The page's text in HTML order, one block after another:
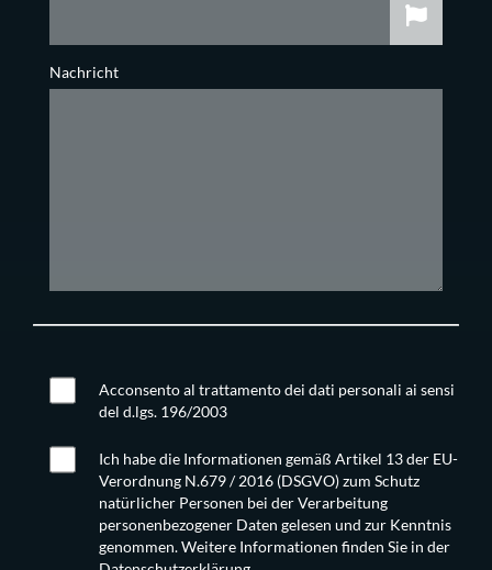
Nachricht
Acconsento al trattamento dei dati personali ai sensi
del d.lgs. 196/2003
Ich habe die Informationen gemäß Artikel 13 der EU-
Verordnung N.679 / 2016 (DSGVO) zum Schutz
natürlicher Personen bei der Verarbeitung
personenbezogener Daten gelesen und zur Kenntnis
genommen. Weitere Informationen finden Sie in der